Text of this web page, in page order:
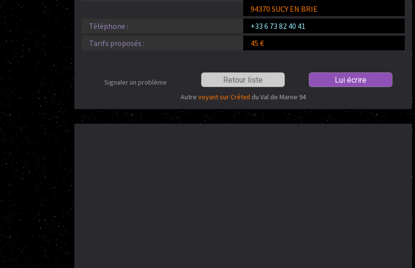
94370 SUCY EN BRIE
Téléphone :
+33 6 73 82 40 41
Tarifs proposés :
45 €
Signaler un problème Retour liste Lui écrire
Autre voyant sur Créteil du Val de Marne 94